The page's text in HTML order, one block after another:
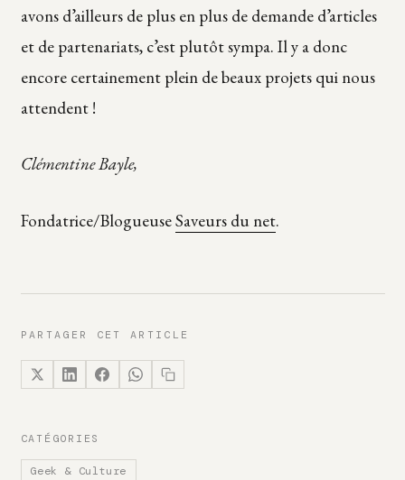
avons d’ailleurs de plus en plus de demande d’articles
et de partenariats, c’est plutôt sympa. Il y a donc
encore certainement plein de beaux projets qui nous
attendent !
Clémentine Bayle,
Fondatrice/BlogueuseSaveurs du net.
PARTAGER CET ARTICLE
CATÉGORIES
Geek & Culture